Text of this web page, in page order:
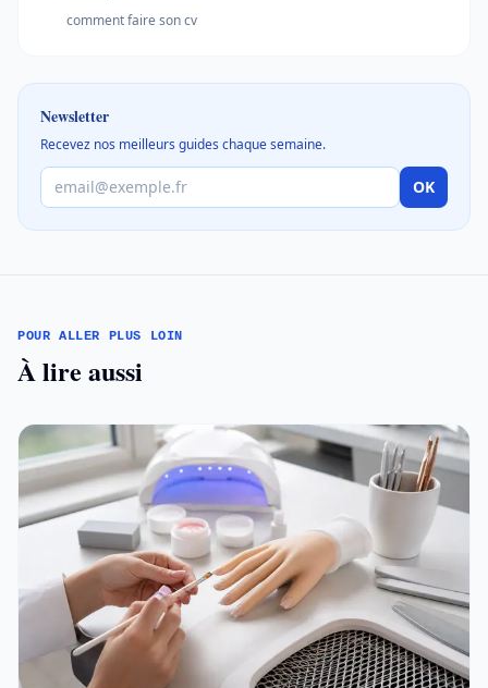
comment faire son cv
Newsletter
Recevez nos meilleurs guides chaque semaine.
OK
POUR ALLER PLUS LOIN
À lire aussi